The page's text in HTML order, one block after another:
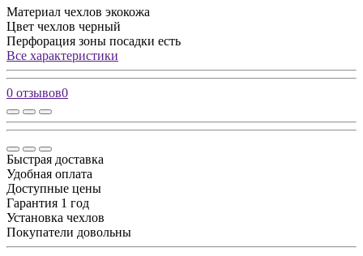
Материал чехлов экокожа
Цвет чехлов черный
Перфорация зоны посадки есть
Все характеристики
0 отзывов0
Быстрая доставка
Удобная оплата
Доступные цены
Гарантия 1 год
Установка чехлов
Покупатели довольны